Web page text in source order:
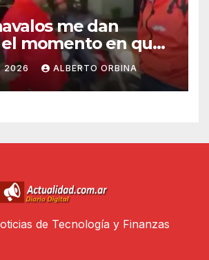
me dan
el momento en que
marcaron al
mexicano César
antes de asesinarlo
2026 ALBERTO ORBINA
de Tecnología y Finanzas